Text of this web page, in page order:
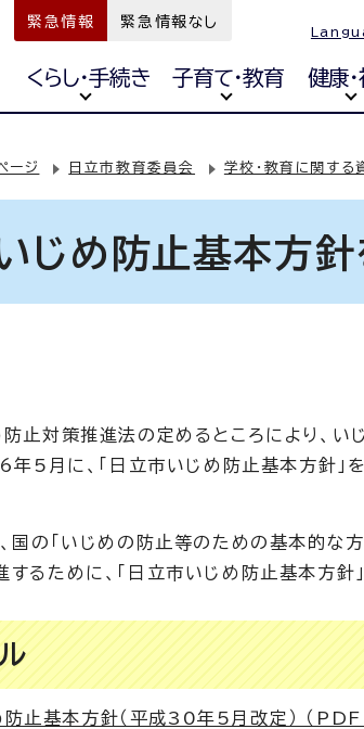
緊急情報 緊急情報なし
くらし・手続き 子育て・教育 健康
ージ 日立市教育委員会 学校・教育に関する
じめ防止基本方針
防止対策推進法の定めるところにより、
年5月に、「日立市いじめ防止基本方針」
の「いじめの防止等のための基本的な
るために、「日立市いじめ防止基本方針
防止基本方針（平成30年5月改定） （